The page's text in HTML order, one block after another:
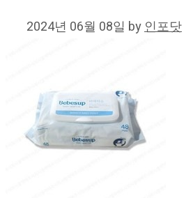
2024년 06월 08일 by인포닷